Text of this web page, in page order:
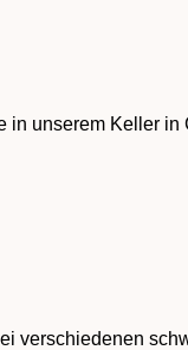
unserem Keller
verschiedenen